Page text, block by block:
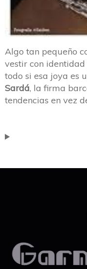
Algo tan pequeño
vestir con
todo si esa joya es
Sardá, la firma
tendencias en vez